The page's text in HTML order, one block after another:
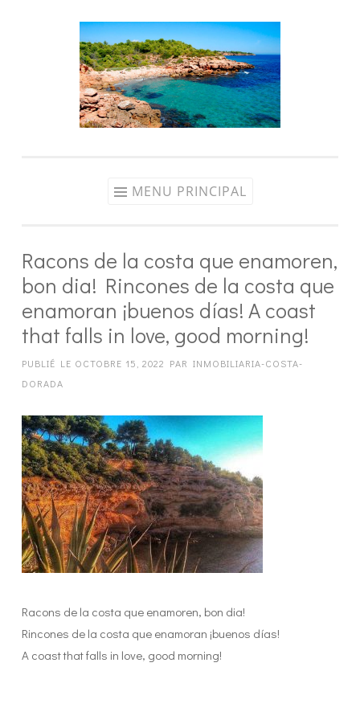
MENU PRINCIPAL
Racons de la costa que enamoren,
bon dia! Rincones de la costa que
enamoran ¡buenos días! A coast
that falls in love, good morning!
PUBLIÉ LE OCTOBRE 15, 2022 PAR INMOBILIARIA-COSTA-
DORADA
Racons de la costa que enamoren, bon dia!
Rincones de la costa que enamoran ¡buenos días!
A coast that falls in love, good morning!